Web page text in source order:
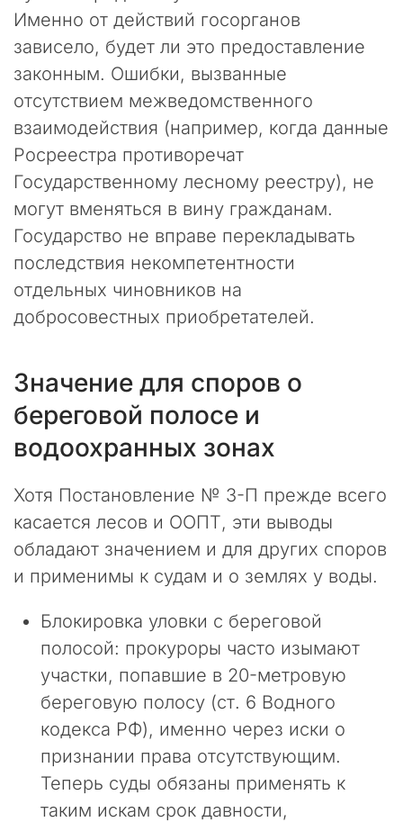
Именно от действий госорганов
зависело, будет ли это предоставление
законным. Ошибки, вызванные
отсутствием межведомственного
взаимодействия (например, когда данные
Росреестра противоречат
Государственному лесному реестру), не
могут вменяться в вину гражданам.
Государство не вправе перекладывать
последствия некомпетентности
отдельных чиновников на
добросовестных приобретателей.
Значение для споров о
береговой полосе и
водоохранных зонах
Хотя Постановление № 3-П прежде всего
касается лесов и ООПТ, эти выводы
обладают значением и для других споров
и применимы к судам и о землях у воды.
Блокировка уловки с береговой
полосой: прокуроры часто изымают
участки, попавшие в 20-метровую
береговую полосу (ст. 6 Водного
кодекса РФ), именно через иски о
признании права отсутствующим.
Теперь суды обязаны применять к
таким искам срок давности,
о
е
р
н
ы
м
к
б
е
р
а
т
а
к
а
М
ы
ф
и
с
р
у
е
м
е
п
р
е
к
р
щ
а
ю